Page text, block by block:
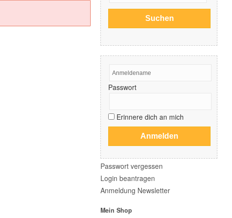
Passwort
Erinnere dich an mich
Passwort vergessen
Login beantragen
Anmeldung Newsletter
Mein Shop